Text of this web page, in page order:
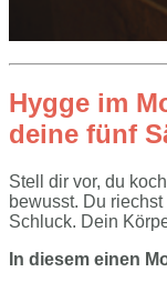
Hygge im
deine fünf
Stell dir vor, du
bewusst. Du
Schluck. Dein
In diesem einen